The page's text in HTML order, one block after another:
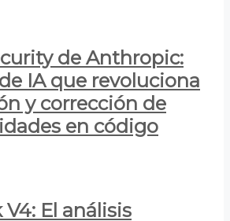
de Anthropic:
IA que revoluciona
y corrección de
en código
V4: El análisis